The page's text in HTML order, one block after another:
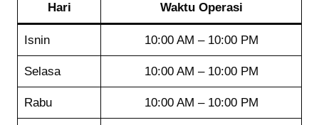
Hari Waktu Operasi
Isnin 10:00 AM – 10:00 PM
Selasa 10:00 AM – 10:00 PM
Rabu 10:00 AM – 10:00 PM